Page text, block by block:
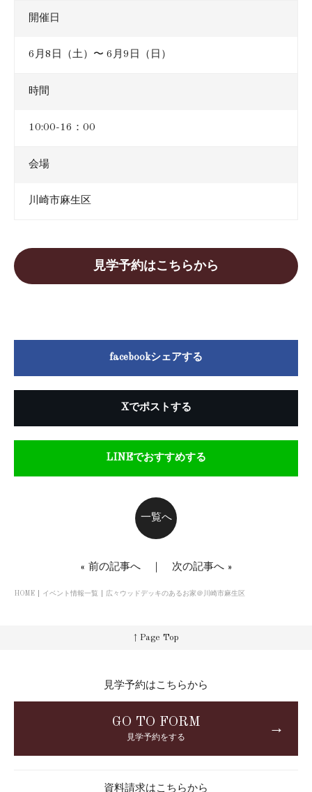
開催日
6月8日（土）〜 6月9日（日）
時間
10:00-16：00
会場
川崎市麻生区
見学予約はこちらから
facebookシェアする
Xでポストする
LINEでおすすめする
一覧へ
« 前の記事へ｜ 次の記事へ»
HOME イベント情報一覧 広々ウッドデッキのあるお家＠川崎市麻生区
↑ Page Top
見学予約はこちらから
GO TO FORM
見学予約をする
→
資料請求はこちらから